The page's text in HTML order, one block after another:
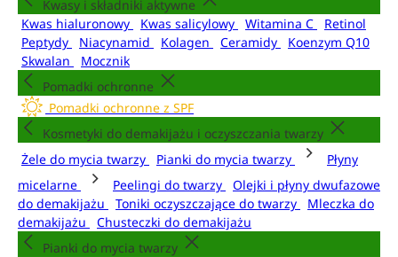
Kwasy i składniki aktywne
Kwas hialuronowy
Kwas salicylowy Witamina C
Retinol
Peptydy
Niacynamid Kolagen Ceramidy
Koenzym Q10
Skwalan
Mocznik
Pomadki ochronne
Pomadki ochronne z SPF
Kosmetyki do demakijażu i oczyszczania twarzy
Żele do mycia twarzy
Pianki do mycia twarzy
Płyny
micelarne
Peelingi do twarzy
Olejki i płyny dwufazowe
do demakijażu
Toniki oczyszczające do twarzy
Mleczka do
demakijażu
Chusteczki do demakijażu
Pianki do mycia twarzy